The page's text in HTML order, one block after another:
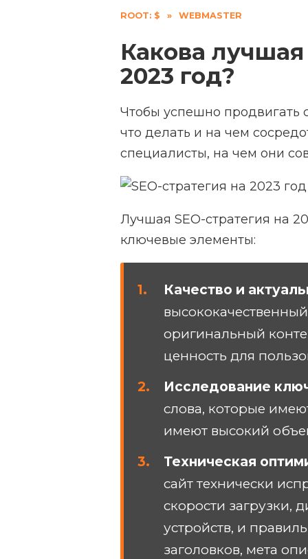
ROOT: $ » WEBMASTER
Какова лучшая
2023 год?
Чтобы успешно продвигать
что делать и на чем
специалисты, на чем они
Лучшая SEO-стратегия на
ключевые элементы:
Качество и
оригинальный
ценность для
Исследование
слова, которые
имеют высокий
Техническая
сайт технически
скорости загрузки,
устройств, и
заголовков, мета